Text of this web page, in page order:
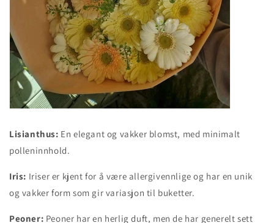
Lisianthus: En elegant og vakker blomst, med minimalt
polleninnhold.
Iris: Iriser er kjent for å være allergivennlige og har en unik
og vakker form som gir variasjon til buketter.
Peoner: Peoner har en herlig duft, men de har generelt sett